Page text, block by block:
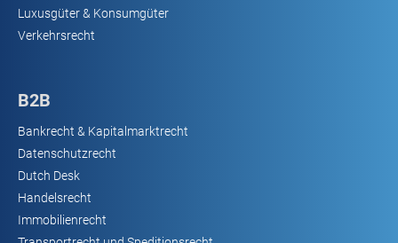
Luxusgüter & Konsumgüter
Verkehrsrecht
B2B
Bankrecht & Kapitalmarktrecht
Datenschutzrecht
Dutch Desk
Handelsrecht
Immobilienrecht